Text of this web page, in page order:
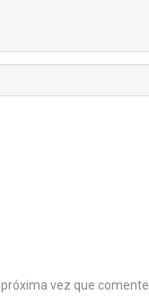
vez que comente.